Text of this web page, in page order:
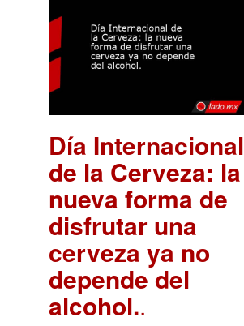
Día Internacional
de la Cerveza: la
nueva forma de
disfrutar una
cerveza ya no
depende del
alcohol..